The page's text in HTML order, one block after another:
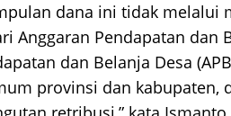
dana ini tidak melalui
Anggaran Pendapatan dan
dan Belanja Desa
provinsi dan kabupaten,